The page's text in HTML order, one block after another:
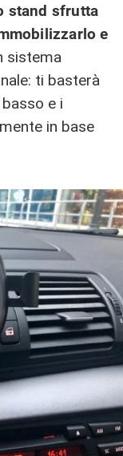
stand sfrutta
e
sistema
ti basterà
e i
in base